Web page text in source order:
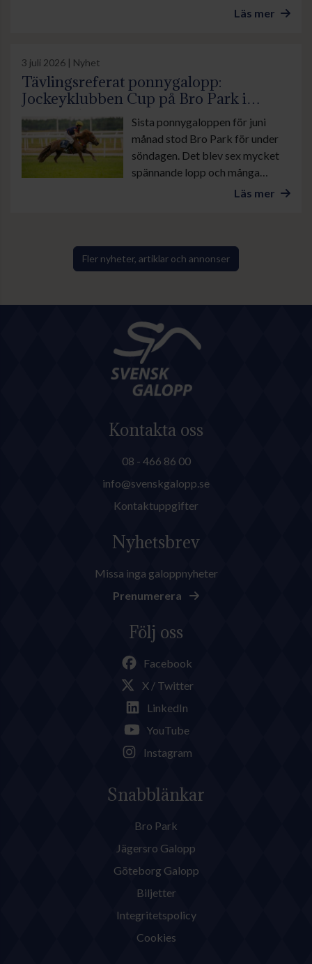
Läs mer
3 juli 2026 | Nyhet
Tävlingsreferat ponnygalopp:
Jockeyklubben Cup på Bro Park i
sommarhettan
Sista ponnygaloppen för juni
månad stod Bro Park för under
söndagen. Det blev sex mycket
spännande lopp och många
mycket fint pyntade ponnyer.
Läs mer
Fler nyheter, artiklar och annonser
Kontakta oss
08 - 466 86 00
info@svenskgalopp.se
Kontaktuppgifter
Nyhetsbrev
Missa inga galoppnyheter
Prenumerera
Följ oss
Facebook
X / Twitter
LinkedIn
YouTube
Instagram
Snabblänkar
Bro Park
Jägersro Galopp
Göteborg Galopp
Biljetter
Integritetspolicy
Cookies